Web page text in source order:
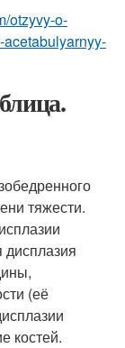
otzyvy-o-
тяжести.
дисплазия
(её
костей.